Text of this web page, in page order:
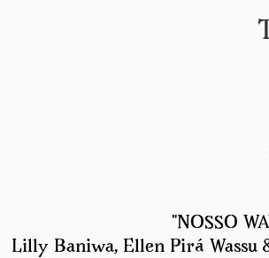
"NOSSO
Lilly Baniwa, Ellen Pirá Wassu